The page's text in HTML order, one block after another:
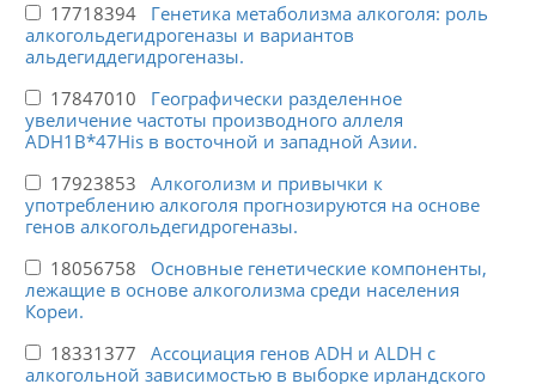
17718394 Генетика метаболизма алкоголя: роль
алкогольдегидрогеназы и вариантов
альдегиддегидрогеназы.
17847010 Географически разделенное
увеличение частоты производного аллеля
ADH1B*47His в восточной и западной Азии.
17923853 Алкоголизм и привычки к
употреблению алкоголя прогнозируются на основе
генов алкогольдегидрогеназы.
18056758 Основные генетические компоненты,
лежащие в основе алкоголизма среди населения
Кореи.
18331377 Ассоциация генов ADH и ALDH с
алкогольной зависимостью в выборке ирландского